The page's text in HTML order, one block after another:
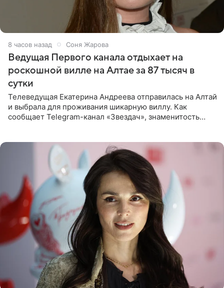
8 часов назад Соня Жарова
Ведущая Первого канала отдыхает на
роскошной вилле на Алтае за 87 тысяч в
сутки
Телеведущая Екатерина Андреева отправилась на Алтай
и выбрала для проживания шикарную виллу. Как
сообщает Telegram-канал «Звездач», знаменитость